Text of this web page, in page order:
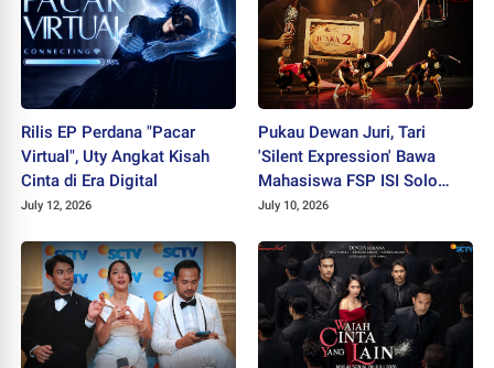
Rilis EP Perdana "Pacar
Virtual", Uty Angkat Kisah
Cinta di Era Digital
July 12, 2026
Pukau Dewan Juri, Tari
'Silent Expression' Bawa
Mahasiswa FSP ISI Solo
Sabet Juara II PEKSIMIDA
July 10, 2026